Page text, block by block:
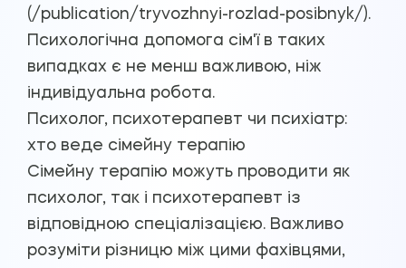
(/publication/tryvozhnyi-rozlad-posibnyk/).
Психологічна допомога сім'ї в таких
випадках є не менш важливою, ніж
індивідуальна робота.
Психолог, психотерапевт чи психіатр:
хто веде сімейну терапію
Сімейну терапію можуть проводити як
психолог, так і психотерапевт із
відповідною спеціалізацією. Важливо
розуміти різницю між цими фахівцями,